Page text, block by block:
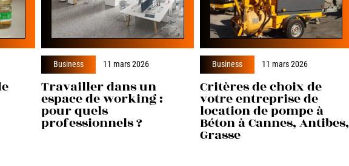
Business 11 mars 2026
Travailler dans un
espace de working :
pour quels
professionnels ?
Business 11 mars 2026
Critères de choix de
votre entreprise de
location de pompe à
Béton à Cannes, Antibes,
Grasse